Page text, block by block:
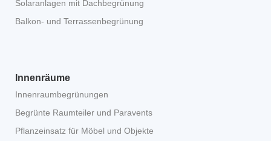
Solaranlagen mit Dachbegrünung
Balkon- und Terrassenbegrünung
Innenräume
Innenraumbegrünungen
Begrünte Raumteiler und Paravents
Pflanzeinsatz für Möbel und Objekte